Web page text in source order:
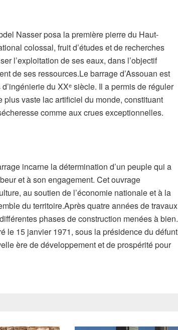
Nasser posa la première pierre du Haut-
colossal, fruit d’études et de recherches
l’exploitation de ses eaux, dans l’objectif
de ses ressources.Le barrage d’Assouan est
du XXᵉ siècle. Il a permis de réguler
vaste lac artificiel du monde, constituant
comme aux crues exceptionnelles.
incarne la détermination d’un peuple qui a
et à son engagement. Cet ouvrage
au soutien de l’économie nationale et à la
du territoire.Après quatre années de travaux
phases de construction menées à bien.
le 15 janvier 1971, sous la présidence du défunt
ère de développement et de prospérité pour